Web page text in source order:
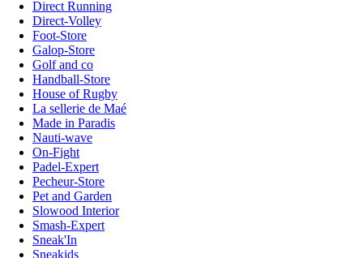
Direct Running
Direct-Volley
Foot-Store
Galop-Store
Golf and co
Handball-Store
House of Rugby
La sellerie de Maé
Made in Paradis
Nauti-wave
On-Fight
Padel-Expert
Pecheur-Store
Pet and Garden
Slowood Interior
Smash-Expert
Sneak'In
Sneakids